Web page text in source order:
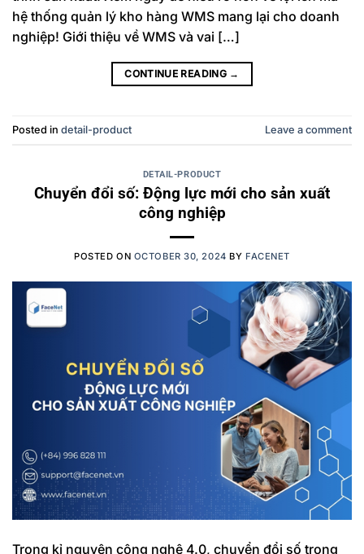
hệ thống quản lý kho hàng WMS mang lại cho doanh
nghiệp! Giới thiệu về WMS và vai […]
CONTINUE READING →
Posted in detail-product Leave a comment
DETAIL-PRODUCT
Chuyển đổi số: Động lực mới cho sản xuất
công nghiệp
POSTED ON OCTOBER 30, 2024 BY FACENET
Trong kỉ nguyên công nghệ 4.0, chuyển đổi số trong